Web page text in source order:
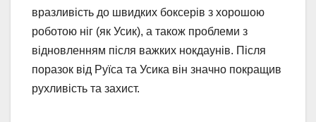
вразливість до швидких боксерів з хорошою
роботою ніг (як Усик), а також проблеми з
відновленням після важких нокдаунів. Після
поразок від Руїса та Усика він значно покращив
рухливість та захист.